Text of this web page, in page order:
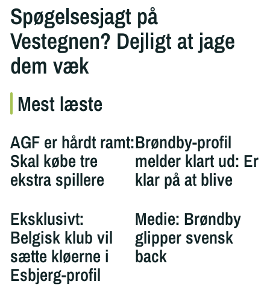
Spøgelsesjagt på
Vestegnen? Dejligt at jage
dem væk
Mest læste
AGF er hårdt ramt:
Skal købe tre
ekstra spillere
Brøndby-profil
melder klart ud: Er
klar på at blive
Eksklusivt:
Belgisk klub vil
sætte kløerne i
Esbjerg-profil
Medie: Brøndby
glipper svensk
back